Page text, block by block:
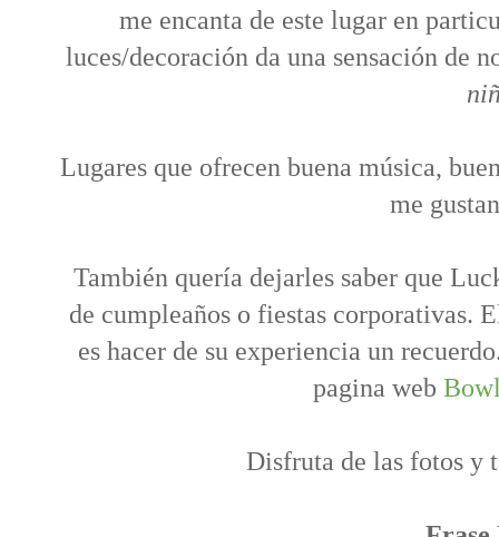
me encanta de este lugar en
luces/decoración da una sensación de
Lugares que ofrecen buena música,
me
También quería dejarles saber que
de cumpleaños o fiestas corporativas.
es hacer de su experiencia un
pagina web
Disfruta de las fotos y